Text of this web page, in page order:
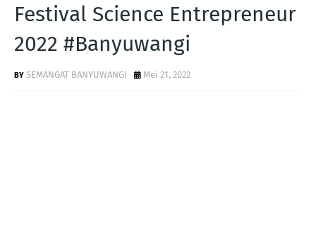
Festival Science Entrepreneur
2022 #Banyuwangi
SEMANGAT BANYUWANGI Mei 21, 2022